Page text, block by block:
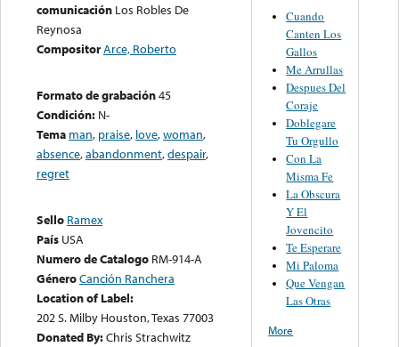
comunicación Los Robles De
Reynosa
CompositorArce, Roberto
Formato de grabación45
Condición: N-
Tema man, praise, love,woman,
absence,abandonment,despair,
regret
Sello Ramex
País USA
Numero de Catalogo RM-914-A
GéneroCanción Ranchera
Location of Label:
202 S. Milby Houston, Texas 77003
Donated By:Chris Strachwitz
Cuando
Canten Los
Gallos
Me Arrullas
Despues Del
Coraje
Doblegare
Tu Orgullo
Con La
Misma Fe
La Obscura
Y El
Jovencito
Te Esperare
Mi Paloma
Que Vengan
Las Otras
More